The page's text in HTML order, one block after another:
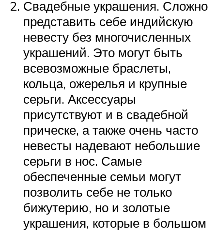
Свадебные украшения. Сложно
представить себе индийскую
невесту без многочисленных
украшений. Это могут быть
всевозможные браслеты,
кольца, ожерелья и крупные
серьги. Аксессуары
присутствуют и в свадебной
прическе, а также очень часто
невесты надевают небольшие
серьги в нос. Самые
обеспеченные семьи могут
позволить себе не только
бижутерию, но и золотые
украшения, которые в большом